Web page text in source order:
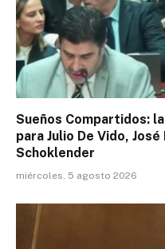
Sueños Compartidos:
para Julio De Vido,
Schoklender
miércoles, 5 agosto 2026